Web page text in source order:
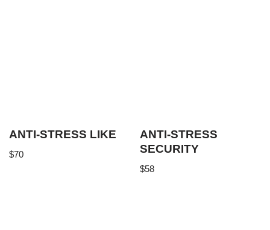
ANTI-STRESS LIKE
$70
ANTI-STRESS
SECURITY
$58